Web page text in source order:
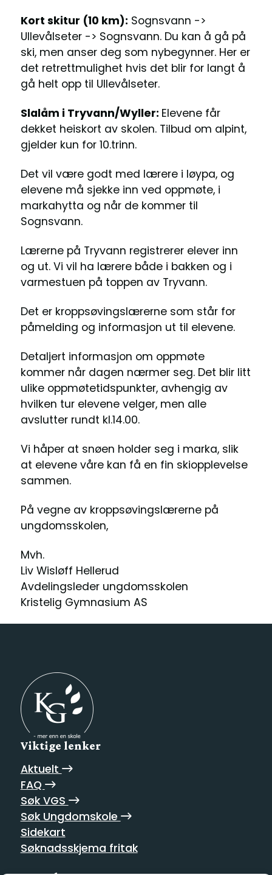
Kort skitur (10 km): Sognsvann ->
Ullevålseter -> Sognsvann. Du kan å gå på
ski, men anser deg som nybegynner. Her er
det retrettmulighet hvis det blir for langt å
gå helt opp til Ullevålseter.
Slalåm i Tryvann/Wyller: Elevene får
dekket heiskort av skolen. Tilbud om alpint,
gjelder kun for 10.trinn.
Det vil være godt med lærere i løypa, og
elevene må sjekke inn ved oppmøte, i
markahytta og når de kommer til
Sognsvann.
Lærerne på Tryvann registrerer elever inn
og ut. Vi vil ha lærere både i bakken og i
varmestuen på toppen av Tryvann.
Det er kroppsøvingslærerne som står for
påmelding og informasjon ut til elevene.
Detaljert informasjon om oppmøte
kommer når dagen nærmer seg. Det blir litt
ulike oppmøtetidspunkter, avhengig av
hvilken tur elevene velger, men alle
avslutter rundt kl.14.00.
Vi håper at snøen holder seg i marka, slik
at elevene våre kan få en fin skiopplevelse
sammen.
På vegne av kroppsøvingslærerne på
ungdomsskolen,
Mvh.
Liv Wisløff Hellerud
Avdelingsleder ungdomsskolen
Kristelig Gymnasium AS
Viktige lenker
Aktuelt
FAQ
Søk VGS
Søk Ungdomskole
Sidekart
Søknadsskjema fritak